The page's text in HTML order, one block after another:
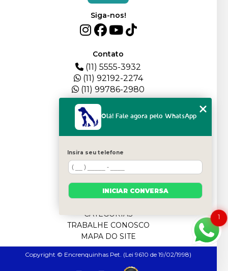
Siga-nos!
Contato
(11) 5555-3932
(11) 92192-2274
(11) 99786-2980
QUEM SOMOS
BLOG
FILHOTES
CATEGORIAS
TRABALHE CONOSCO
MAPA DO SITE
Copyright © Encrenquinhas Pet. (Lei 9610 de 19/02/1998)
1
Olá! Fale agora pelo WhatsApp
Insira seu telefone
INICIAR CONVERSA